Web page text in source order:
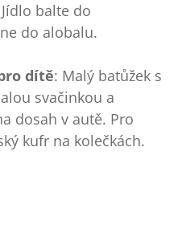
balte do
do alobalu.
dítě: Malý batůžek s
svačinkou a
dosah v autě. Pro
kufr na kolečkách.